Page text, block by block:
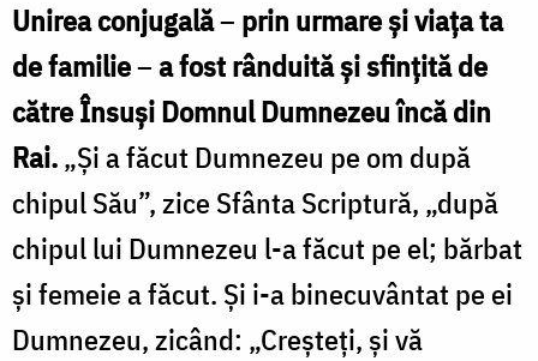
Unirea conjugală– prin urmare şi viaţa ta
de familie–a fost rânduită şi sfinţită de
către Însuşi Domnul Dumnezeu încă din
Rai.„Şi a făcut Dumnezeu pe om după
chipul Său”, zice Sfânta Scriptură, „după
chipul lui Dumnezeu l-a făcut pe el; bărbat
şi femeie a făcut. Şi i-a binecuvântat pe ei
Dumnezeu, zicând: „Creşteţi, şi vă